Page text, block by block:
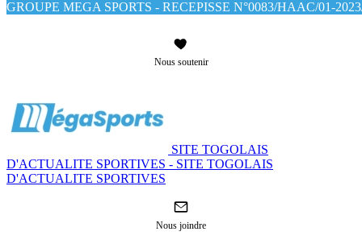
GROUPE MEGA SPORTS - RECEPISSE N°0083/HAAC/01-
Nous soutenir
SITE TOGOLAIS
D'ACTUALITE SPORTIVES - SITE TOGOLAIS
D'ACTUALITE SPORTIVES
Nous joindre